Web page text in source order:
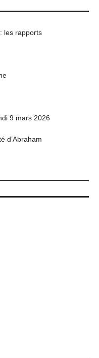
les rapports
9 mars 2026
d’Abraham